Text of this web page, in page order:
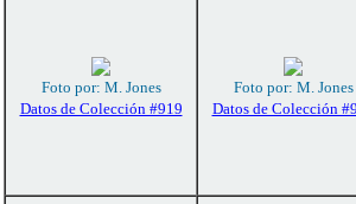
Foto por: M. Jones
Datos de Colección #919
Foto por: M. Jones
Datos de Colección